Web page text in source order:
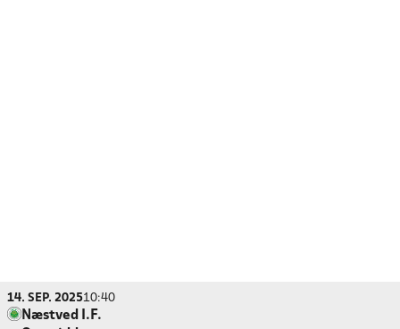
14. SEP. 202510:40
Næstved I.F.